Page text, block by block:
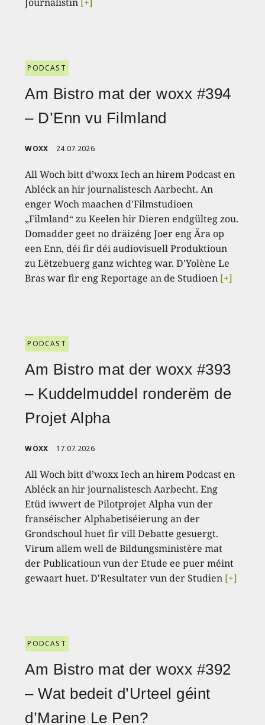
Journalistin [+]
PODCAST
Am Bistro mat der woxx #394
– D’Enn vu Filmland
WOXX 24.07.2026
All Woch bitt d’woxx Iech an hirem Podcast en
Abléck an hir journalistesch Aarbecht. An
enger Woch maachen d'Filmstudioen
„Filmland“ zu Keelen hir Dieren endgülteg zou.
Domadder geet no dräizéng Joer eng Ära op
een Enn, déi fir déi audiovisuell Produktioun
zu Lëtzebuerg ganz wichteg war. D'Yolène Le
Bras war fir eng Reportage an de Studioen [+]
PODCAST
Am Bistro mat der woxx #393
– Kuddelmuddel ronderëm de
Projet Alpha
WOXX 17.07.2026
All Woch bitt d’woxx Iech an hirem Podcast en
Abléck an hir journalistesch Aarbecht. Eng
Etüd iwwert de Pilotprojet Alpha vun der
franséischer Alphabetiséierung an der
Grondschoul huet fir vill Debatte gesuergt.
Virum allem well de Bildungsministère mat
der Publicatioun vun der Etude ee puer méint
gewaart huet. D'Resultater vun der Studien [+]
PODCAST
Am Bistro mat der woxx #392
– Wat bedeit d’Urteel géint
d’Marine Le Pen?